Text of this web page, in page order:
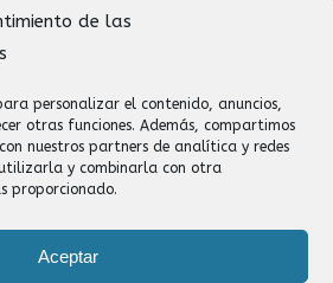
de las
personalizar el contenido, anuncios,
otras funciones. Además, compartimos
nuestros partners de analítica y redes
utilizarla y combinarla con otra
proporcionado.
Aceptar